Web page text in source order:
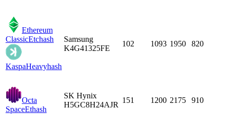
Ethereum
ClassicEtchash
KaspaHeavyhash
Samsung
K4G41325FE
102 1093 1950 820
Octa
SpaceEthash
SK Hynix
H5GC8H24AJR
151 1200 2175 910